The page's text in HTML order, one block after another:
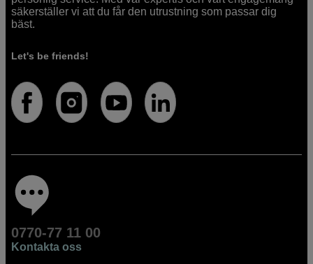
säkerställer vi att du får den utrustning som passar dig
bäst.
Let's be friends!
0770-77 11 00
Kontakta oss